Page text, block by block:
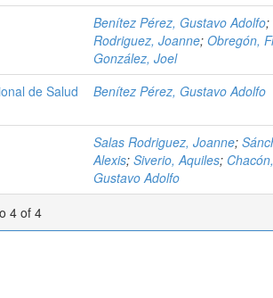
Benítez Pérez, Gustavo Adolfo;
Rodriguez, Joanne; Obregón,
González, Joel
de Salud
Benítez Pérez, Gustavo Adolfo
Salas Rodriguez, Joanne;
Alexis; Siverio, Aquiles;
Gustavo Adolfo
4 of 4